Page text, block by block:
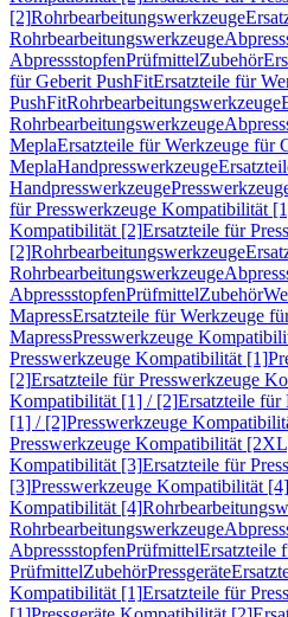
[2]Rohrbearbeitungswerkzeuge
Rohrbearbeitungswerkzeuge
AbpressstopfenPrüfmittelZubehör
für Geberit PushFitErsatzteile für
PushFitRohrbearbeitungswerkzeuge
Rohrbearbeitungswerkzeuge
MeplaErsatzteile für Werkzeuge für
MeplaHandpresswerkzeuge
Handpresswerkzeuge
für Presswerkzeuge Kompatibilität
Kompatibilität [2]Ersatzteile für
[2]Rohrbearbeitungswerkzeuge
Rohrbearbeitungswerkzeuge
AbpressstopfenPrüfmittelZubehör
MapressErsatzteile für Werkzeuge
MapressPresswerkzeuge
Presswerkzeuge Kompatibilität [1]
[2]Ersatzteile für Presswerkzeuge
Kompatibilität [1] / [2]Ersatzteile für
[1] / [2]Presswerkzeuge
Presswerkzeuge Kompatibilität
Kompatibilität [3]Ersatzteile für
[3]Presswerkzeuge Kompatibilität [4]
Kompatibilität [4]
Rohrbearbeitungswerkzeuge
AbpressstopfenPrüfmittelErsatzteile
PrüfmittelZubehörPressgeräte
Kompatibilität [1]Ersatzteile für